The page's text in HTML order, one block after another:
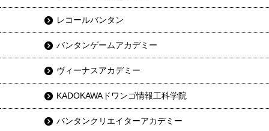
レコールバンタン
バンタンゲームアカデミー
ヴィーナスアカデミー
KADOKAWAドワンゴ情報工科学院
バンタンクリエイターアカデミー